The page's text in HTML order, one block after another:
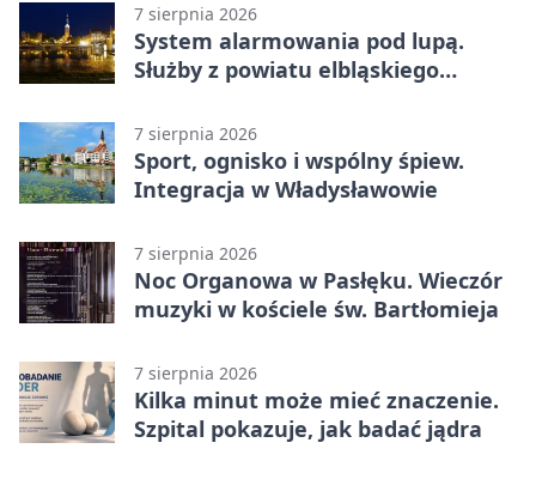
7 sierpnia 2026
System alarmowania pod lupą.
Służby z powiatu elbląskiego
7 sierpnia 2026
Sport, ognisko i wspólny śpiew.
Integracja w Władysławowie
7 sierpnia 2026
Noc Organowa w Pasłęku. Wieczór
muzyki w kościele św. Bartłomieja
7 sierpnia 2026
Kilka minut może mieć znaczenie.
Szpital pokazuje, jak badać jądra